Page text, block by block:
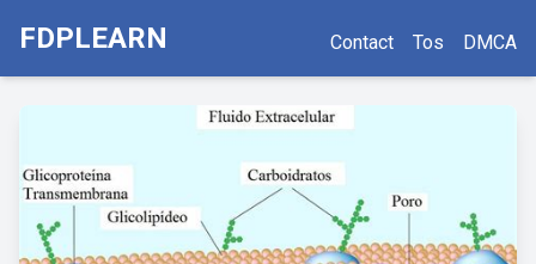
FDPLEARN Contact Tos DMCA